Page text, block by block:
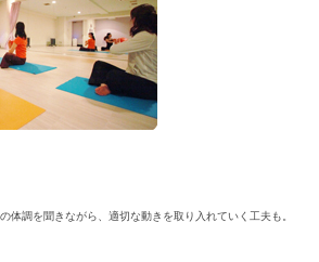
体調を聞きながら、適切な動きを取り入れていく工夫も。